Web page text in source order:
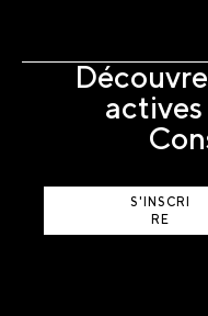
S'INSCRI
RE